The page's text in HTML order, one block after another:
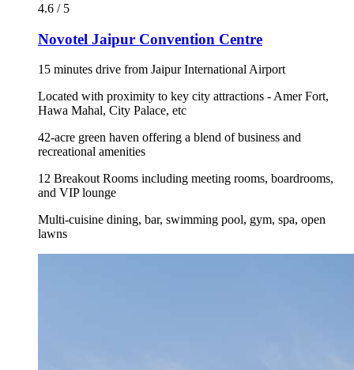
4.6 / 5
Novotel Jaipur Convention Centre
15 minutes drive from Jaipur International Airport
Located with proximity to key city attractions - Amer Fort,
Hawa Mahal, City Palace, etc
42-acre green haven offering a blend of business and
recreational amenities
12 Breakout Rooms including meeting rooms, boardrooms,
and VIP lounge
Multi-cuisine dining, bar, swimming pool, gym, spa, open
lawns